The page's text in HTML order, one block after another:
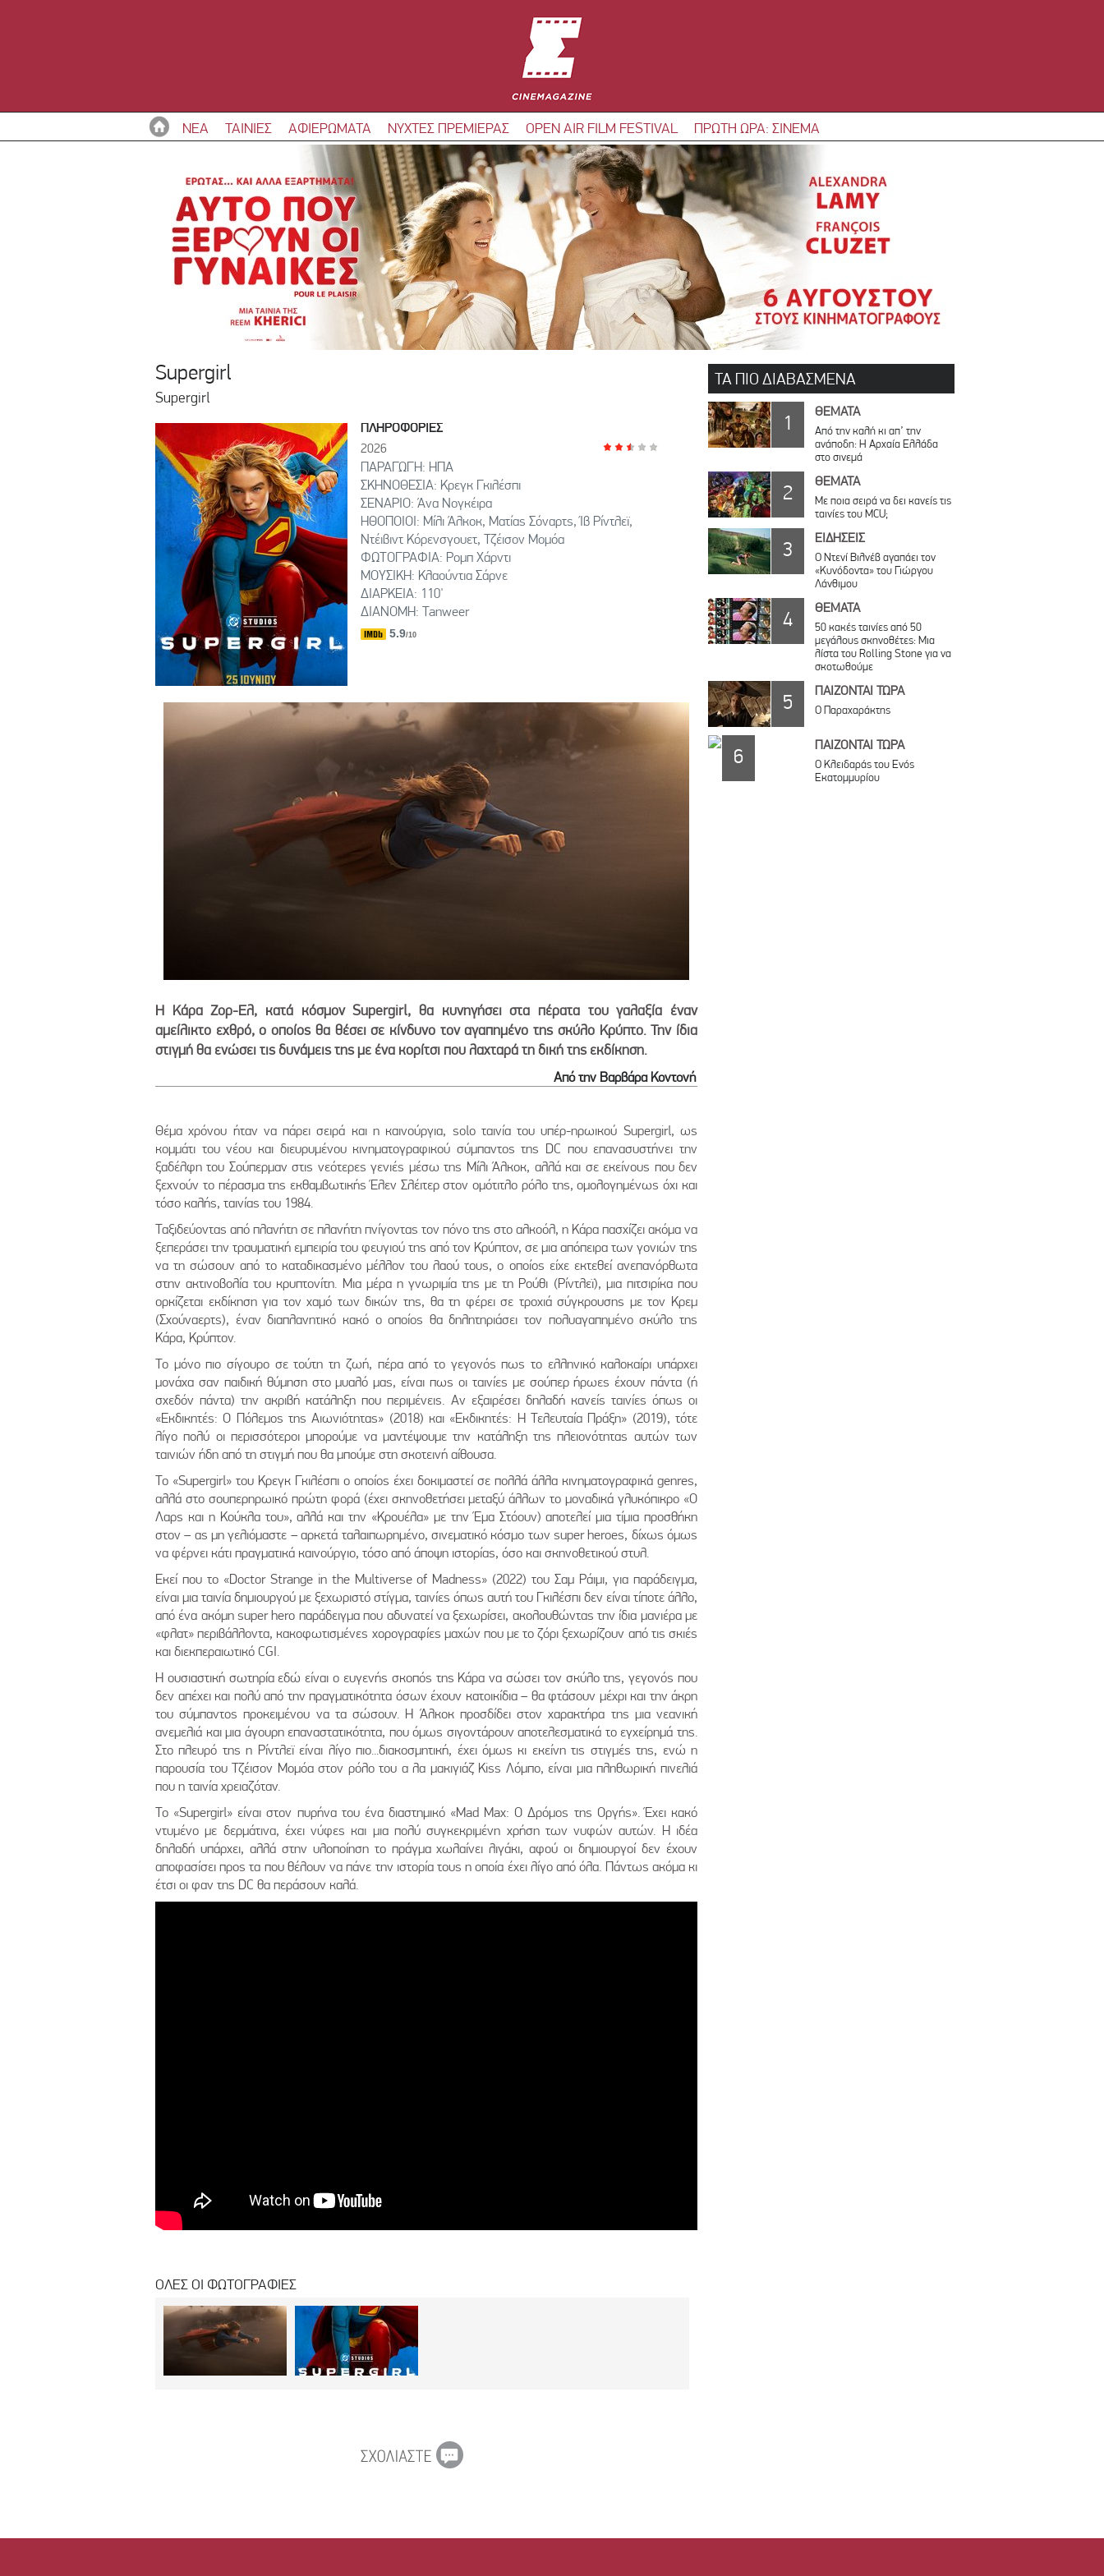
ΝΕΑ ΤΑΙΝΙΕΣ ΑΦΙΕΡΩΜΑΤΑ ΝΥΧΤΕΣ ΠΡΕΜΙΕΡΑΣ OPEN AIR FILM FESTIVAL ΠΡΩΤΗ ΩΡΑ: ΣΙΝΕΜΑ
Supergirl
Supergirl
ΠΛΗΡΟΦΟΡΙΕΣ
2026
ΠΑΡΑΓΩΓΗ: HΠΑ
ΣΚΗΝΟΘΕΣΙΑ: Κρεγκ Γκιλέσπι
ΣΕΝΑΡΙΟ: Άνα Νογκέιρα
ΗΘΟΠΟΙΟΙ: Μίλι Άλκοκ, Ματίας Σόναρτς, Ίβ Ρίντλεϊ,
Ντέιβιντ Κόρενσγουετ, Τζέισον Μομόα
ΦΩΤΟΓΡΑΦΙΑ: Ρομπ Χάρντι
ΜΟΥΣΙΚΗ: Κλαούντια Σάρνε
ΔΙΑΡΚΕΙΑ: 110'
ΔΙΑΝΟΜΗ: Tanweer
5.9/10
Η Κάρα Ζορ-Ελ, κατά κόσμον Supergirl, θα κυνηγήσει στα πέρατα του γαλαξία έναν
αμείλικτο εχθρό, ο οποίος θα θέσει σε κίνδυνο τον αγαπημένο της σκύλο Κρύπτο. Την ίδια
στιγμή θα ενώσει τις δυνάμεις της με ένα κορίτσι που λαχταρά τη δική της εκδίκηση.
Από την Βαρβάρα Κοντονή
Θέμα χρόνου ήταν να πάρει σειρά και η καινούργια, solo ταινία του υπέρ-ηρωικού Supergirl, ως
κομμάτι του νέου και διευρυμένου κινηματογραφικού σύμπαντος της DC που επανασυστήνει την
ξαδέλφη του Σούπερμαν στις νεότερες γενιές μέσω της Μίλι Άλκοκ, αλλά και σε εκείνους που δεν
ξεχνούν το πέρασμα της εκθαμβωτικής Έλεν Σλέιτερ στον ομότιτλο ρόλο της, ομολογημένως όχι και
τόσο καλής, ταινίας του 1984.
Ταξιδεύοντας από πλανήτη σε πλανήτη πνίγοντας τον πόνο της στο αλκοόλ, η Κάρα πασχίζει ακόμα να
ξεπεράσει την τραυματική εμπειρία του φευγιού της από τον Κρύπτον, σε μια απόπειρα των γονιών της
να τη σώσουν από το καταδικασμένο μέλλον του λαού τους, ο οποίος είχε εκτεθεί ανεπανόρθωτα
στην ακτινοβολία του κρυπτονίτη. Μια μέρα η γνωριμία της με τη Ρούθι (Ρίντλεϊ), μια πιτσιρίκα που
ορκίζεται εκδίκηση για τον χαμό των δικών της, θα τη φέρει σε τροχιά σύγκρουσης με τον Κρεμ
(Σχούναερτς), έναν διαπλανητικό κακό ο οποίος θα δηλητηριάσει τον πολυαγαπημένο σκύλο της
Κάρα, Κρύπτον.
Το μόνο πιο σίγουρο σε τούτη τη ζωή, πέρα από το γεγονός πως το ελληνικό καλοκαίρι υπάρχει
μονάχα σαν παιδική θύμηση στο μυαλό μας, είναι πως οι ταινίες με σούπερ ήρωες έχουν πάντα (ή
σχεδόν πάντα) την ακριβή κατάληξη που περιμένεις. Αν εξαιρέσει δηλαδή κανείς ταινίες όπως οι
«Εκδικητές: Ο Πόλεμος της Αιωνιότητας» (2018) και «Εκδικητές: Η Τελευταία Πράξη» (2019), τότε
λίγο πολύ οι περισσότεροι μπορούμε να μαντέψουμε την κατάληξη της πλειονότητας αυτών των
ταινιών ήδη από τη στιγμή που θα μπούμε στη σκοτεινή αίθουσα.
Το «Supergirl» του Κρεγκ Γκιλέσπι ο οποίος έχει δοκιμαστεί σε πολλά άλλα κινηματογραφικά genres,
αλλά στο σουπερηρωικό πρώτη φορά (έχει σκηνοθετήσει μεταξύ άλλων το μοναδικά γλυκόπικρο «Ο
Λαρς και η Κούκλα του», αλλά και την «Κρουέλα» με την Έμα Στόουν) αποτελεί μια τίμια προσθήκη
στον – ας μη γελιόμαστε – αρκετά ταλαιπωρημένο, σινεματικό κόσμο των super heroes, δίχως όμως
να φέρνει κάτι πραγματικά καινούργιο, τόσο από άποψη ιστορίας, όσο και σκηνοθετικού στυλ.
Εκεί που το «Doctor Strange in the Multiverse of Madness» (2022) του Σαμ Ράιμι, για παράδειγμα,
είναι μια ταινία δημιουργού με ξεχωριστό στίγμα, ταινίες όπως αυτή του Γκιλέσπι δεν είναι τίποτε άλλο,
από ένα ακόμη super hero παράδειγμα που αδυνατεί να ξεχωρίσει, ακολουθώντας την ίδια μανιέρα με
«φλατ» περιβάλλοντα, κακοφωτισμένες χορογραφίες μαχών που με το ζόρι ξεχωρίζουν από τις σκιές
και διεκπεραιωτικό CGI.
Η ουσιαστική σωτηρία εδώ είναι ο ευγενής σκοπός της Κάρα να σώσει τον σκύλο της, γεγονός που
δεν απέχει και πολύ από την πραγματικότητα όσων έχουν κατοικίδια – θα φτάσουν μέχρι και την άκρη
του σύμπαντος προκειμένου να τα σώσουν. Η Άλκοκ προσδίδει στον χαρακτήρα της μια νεανική
ανεμελιά και μια άγουρη επαναστατικότητα, που όμως σιγοντάρουν αποτελεσματικά το εγχείρημά της.
Στο πλευρό της η Ρίντλεϊ είναι λίγο πιο...διακοσμητική, έχει όμως κι εκείνη τις στιγμές της, ενώ η
παρουσία του Τζέισον Μομόα στον ρόλο του α λα μακιγιάζ Kiss Λόμπο, είναι μια πληθωρική πινελιά
που η ταινία χρειαζόταν.
Το «Supergirl» είναι στον πυρήνα του ένα διαστημικό «Mad Max: Ο Δρόμος της Οργής». Έχει κακό
ντυμένο με δερμάτινα, έχει νύφες και μια πολύ συγκεκριμένη χρήση των νυφών αυτών. Η ιδέα
δηλαδή υπάρχει, αλλά στην υλοποίηση το πράγμα χωλαίνει λιγάκι, αφού οι δημιουργοί δεν έχουν
αποφασίσει προς τα που θέλουν να πάνε την ιστορία τους η οποία έχει λίγο από όλα. Πάντως ακόμα κι
έτσι οι φαν της DC θα περάσουν καλά.
ΟΛΕΣ ΟΙ ΦΩΤΟΓΡΑΦΙΕΣ
ΤΑ ΠΙΟ ΔΙΑΒΑΣΜΕΝΑ
1 ΘΕΜΑΤΑ
Από την καλή κι απ’ την
ανάποδη: Η Αρχαία Ελλάδα
στο σινεμά
2 ΘΕΜΑΤΑ
Με ποια σειρά να δει κανείς τις
ταινίες του MCU;
3 ΕΙΔΗΣΕΙΣ
Ο Ντενί Βιλνέβ αγαπάει τον
«Κυνόδοντα» του Γιώργου
Λάνθιμου
4 ΘΕΜΑΤΑ
50 κακές ταινίες από 50
μεγάλους σκηνοθέτες: Μια
λίστα του Rolling Stone για να
σκοτωθούμε
5 ΠΑΙΖΟΝΤΑΙ ΤΩΡΑ
Ο Παραχαράκτης
6 ΠΑΙΖΟΝΤΑΙ ΤΩΡΑ
Ο Κλειδαράς του Ενός
Εκατομμυρίου